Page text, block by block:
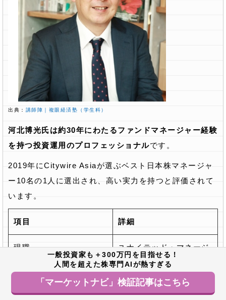
出典： 講師陣｜複眼経済塾（学生科）
河北博光氏は約30年にわたるファンドマネージャー経験
を持つ投資運用のプロフェッショナルです。
2019年にCitywire Asiaが選ぶベスト日本株マネージャ
ー10名の1人に選出され、高い実力を持つと評価されて
います。
項目 詳細
現職
ユナイテッド・マネージ
ャーズ・ジャパン株式会
社 シニアポートフォリオ
マネージャー
一般投資家も＋300万円を目指せる！
人間を超えた株専門AIが熱すぎる
「マーケットナビ」検証記事はこちら